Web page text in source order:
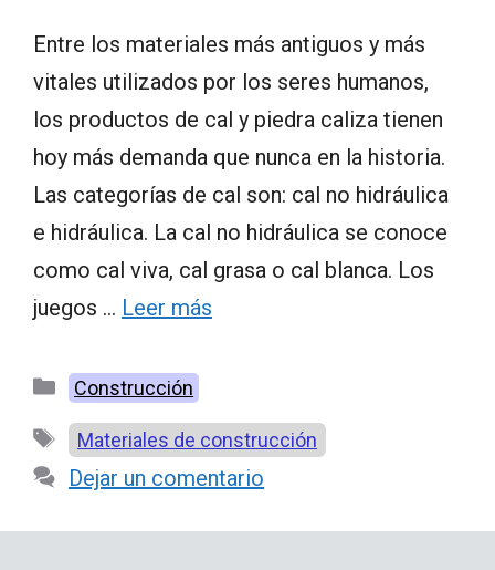
Entre los materiales más antiguos y más
vitales utilizados por los seres humanos,
los productos de cal y piedra caliza tienen
hoy más demanda que nunca en la historia.
Las categorías de cal son: cal no hidráulica
e hidráulica. La cal no hidráulica se conoce
como cal viva, cal grasa o cal blanca. Los
juegos … Leer más
Categorías
Construcción
Etiquetas
Materiales de construcción
Dejar un comentario